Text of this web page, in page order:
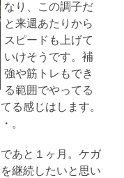
なり、この調子だ
と来週あたりから
スピードも上げて
いけそうです。補
強や筋トレもでき
る範囲でやってる
る感じはします。
。
あと１ヶ月。ケガ
継続したいと思い